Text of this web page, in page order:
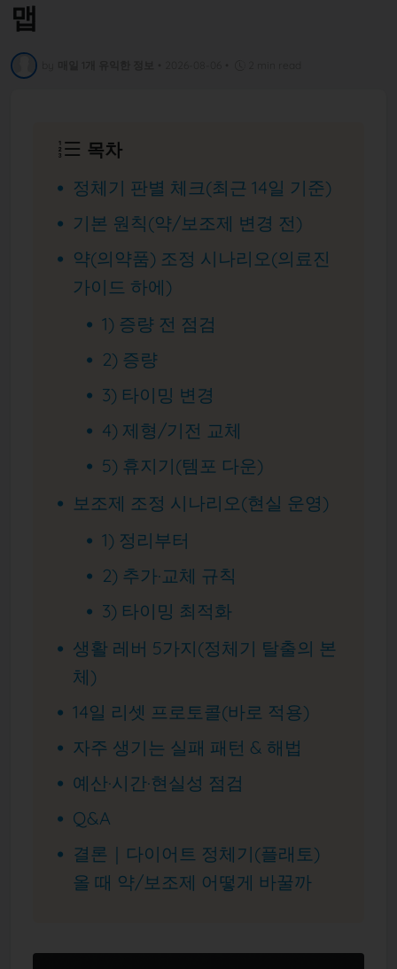
맵
목차
정체기 판별 체크(최근 14일 기준)
기본 원칙(약/보조제 변경 전)
약(의약품) 조정 시나리오(의료진
가이드 하에)
1) 증량 전 점검
2) 증량
3) 타이밍 변경
4) 제형/기전 교체
5) 휴지기(템포 다운)
보조제 조정 시나리오(현실 운영)
1) 정리부터
2) 추가·교체 규칙
3) 타이밍 최적화
생활 레버 5가지(정체기 탈출의 본
체)
14일 리셋 프로토콜(바로 적용)
자주 생기는 실패 패턴 & 해법
예산·시간·현실성 점검
Q&A
결론｜다이어트 정체기(플래토)
올 때 약/보조제 어떻게 바꿀까